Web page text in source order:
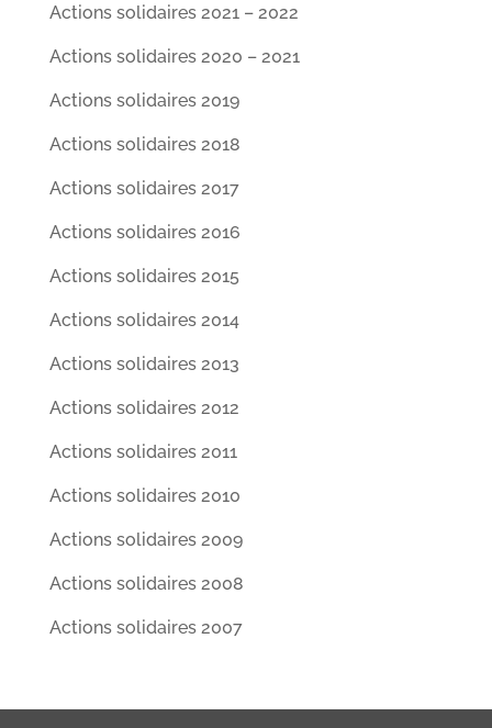
Actions solidaires 2021 – 2022
Actions solidaires 2020 – 2021
Actions solidaires 2019
Actions solidaires 2018
Actions solidaires 2017
Actions solidaires 2016
Actions solidaires 2015
Actions solidaires 2014
Actions solidaires 2013
Actions solidaires 2012
Actions solidaires 2011
Actions solidaires 2010
Actions solidaires 2009
Actions solidaires 2008
Actions solidaires 2007